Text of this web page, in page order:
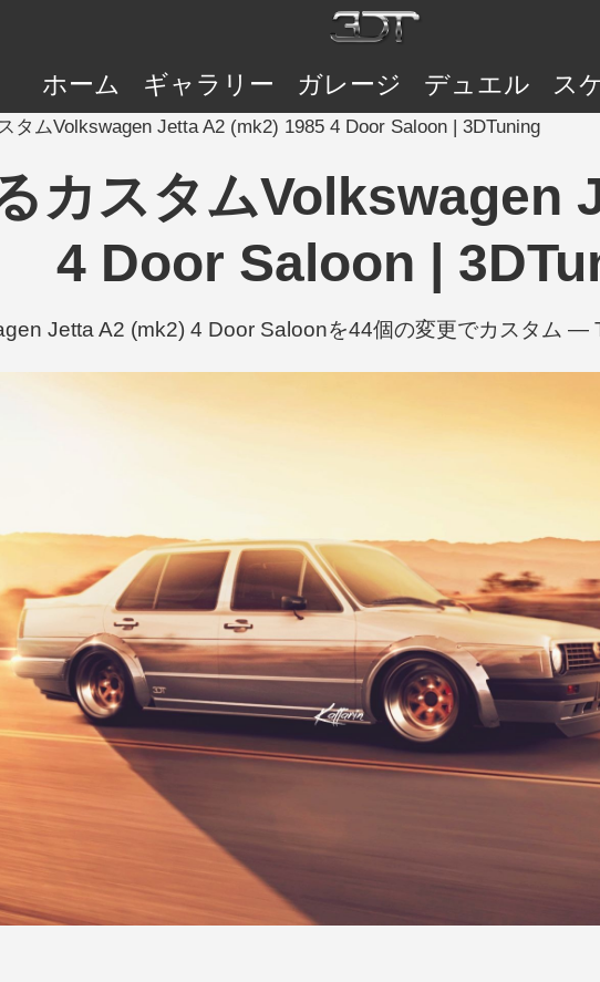
ホーム ギャラリー ガレージ デュエル ス
タムVolkswagen Jetta A2 (mk2) 1985 4 Door Saloon | 3DTuning
カスタムVolkswagen
4 Door Saloon |
Jetta A2 (mk2) 4 Door Saloonを44個の変更でカスタム —